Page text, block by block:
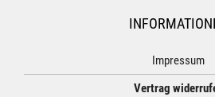
Impressum
Vertrag